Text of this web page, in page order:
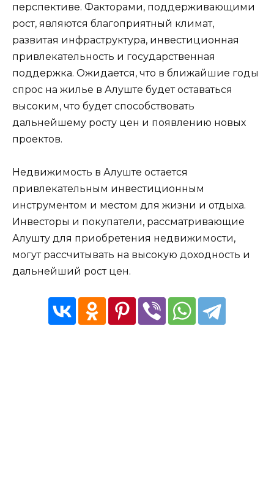
перспективе. Факторами, поддерживающими
рост, являются благоприятный климат,
развитая инфраструктура, инвестиционная
привлекательность и государственная
поддержка. Ожидается, что в ближайшие годы
спрос на жилье в Алуште будет оставаться
высоким, что будет способствовать
дальнейшему росту цен и появлению новых
проектов.
Недвижимость в Алуште остается
привлекательным инвестиционным
инструментом и местом для жизни и отдыха.
Инвесторы и покупатели, рассматривающие
Алушту для приобретения недвижимости,
могут рассчитывать на высокую доходность и
дальнейший рост цен.